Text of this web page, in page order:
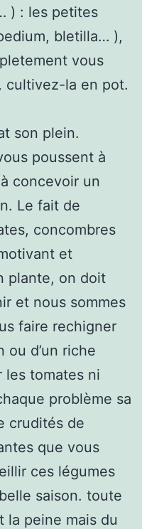
) : les petites
bletilla… ),
vous
cultivez-la en pot.
son plein.
poussent à
concevoir un
Le fait de
concombres
et
plante, on doit
et nous sommes
faire rechigner
ou d’un riche
les tomates ni
problème sa
crudités de
que vous
ces légumes
saison. toute
la peine mais du